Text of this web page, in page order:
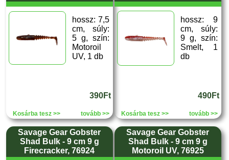
hossz: 7,5
cm, súly:
5 g, szín:
Motoroil
UV, 1 db
390Ft
Kosárba tesz >> tovább >>
hossz: 9
cm, súly:
9 g, szín:
Smelt, 1
db
490Ft
Kosárba tesz >> tovább >>
Savage Gear Gobster
Shad Bulk - 9 cm 9 g
Firecracker, 76924
Savage Gear Gobster
Shad Bulk - 9 cm 9 g
Motoroil UV, 76925